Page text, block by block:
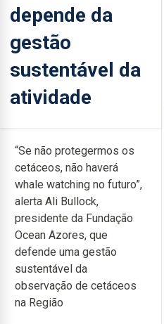
depende da
gestão
sustentável da
atividade
“Se não protegermos os
cetáceos, não haverá
whale watching no futuro”,
alerta Ali Bullock,
presidente da Fundação
Ocean Azores, que
defende uma gestão
sustentável da
observação de cetáceos
na Região